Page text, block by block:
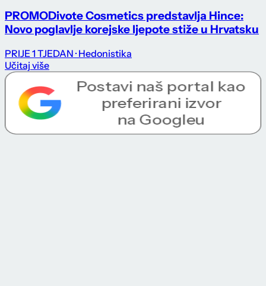
PROMODivote Cosmetics predstavlja Hince:
Novo poglavlje korejske ljepote stiže u Hrvatsku
PRIJE 1 TJEDAN · Hedonistika
Učitaj više